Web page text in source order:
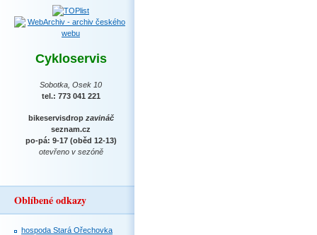
Cykloservis
Sobotka, Osek 10
tel.: 773 041 221
bikeservisdrop zavináč
seznam.cz
po-pá: 9-17 (oběd 12-13)
otevřeno v sezóně
Oblíbené odkazy
hospoda Stará Ořechovka